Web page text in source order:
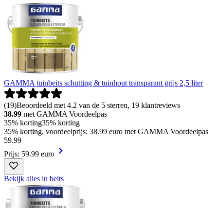
GAMMA tuinbeits schutting & tuinhout transparant grijs 2,5 liter
(19)Beoordeeld met 4.2 van de 5 sterren, 19 klantreviews
38.99 met GAMMA Voordeelpas
35% korting35% korting
35% korting, voordeelprijs: 38.99 euro met GAMMA Voordeelpas
59.99
Prijs: 59.99 euro
Bekijk alles in beits